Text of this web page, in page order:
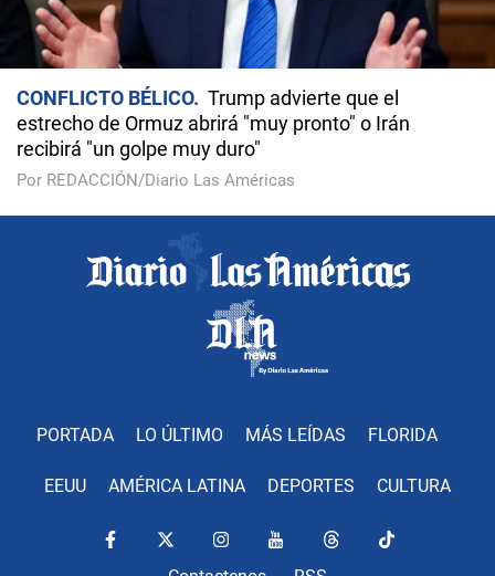
CONFLICTO BÉLICO
Trump advierte que el
estrecho de Ormuz abrirá "muy pronto" o Irán
recibirá "un golpe muy duro"
Por REDACCIÓN/Diario Las Américas
PORTADA LO ÚLTIMO MÁS LEÍDAS FLORIDA
EEUU AMÉRICA LATINA DEPORTES CULTURA